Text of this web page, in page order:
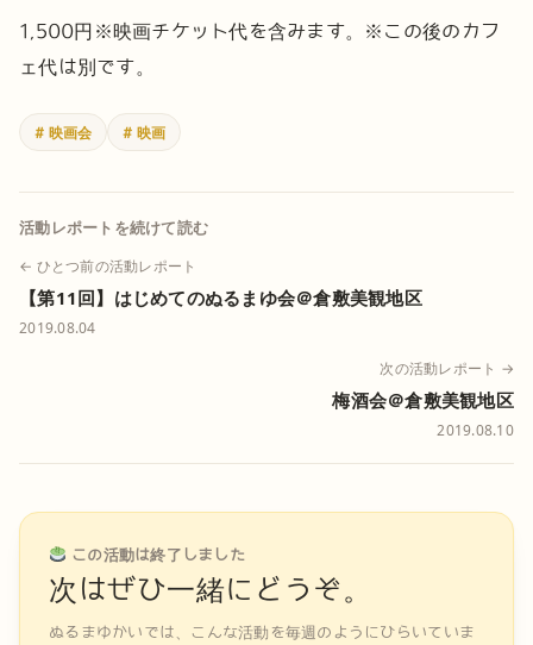
1,500円 ※映画チケット代を含みます。
※この後のカフ
ェ代は別です。
# 映画会 # 映画
活動レポートを続けて読む
← ひとつ前の活動レポート
【第11回】はじめてのぬるまゆ会＠倉敷美観地区
2019.08.04
次の活動レポート →
梅酒会＠倉敷美観地区
2019.08.10
この活動は終了しました
次はぜひ一緒にどうぞ。
ぬるまゆかいでは、こんな活動を毎週のようにひらいていま